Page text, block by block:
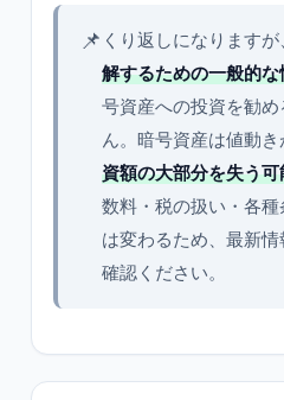
📌 くり返しになります
解するための一般的
号資産への投資を勧
ん。暗号資産は値動き
資額の大部分を失う可
数料・税の扱い・各
は変わるため、最新
確認ください。